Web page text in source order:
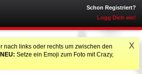
Schon Registriert?
Logg Dich ein!
X
nach links oder rechts um zwischen den
Setze ein Emoji zum Foto mit Crazy,